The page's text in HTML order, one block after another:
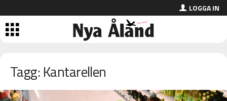
LOGGA IN
Tagg: Kantarellen